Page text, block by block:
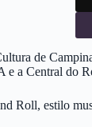
de
e a Central do
Roll, estilo